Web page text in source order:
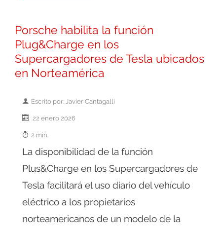
Porsche habilita la función
Plug&Charge en los
Supercargadores de Tesla ubicados
en Norteamérica
Escrito por: Javier Cantagalli
22 enero 2026
2 min.
La disponibilidad de la función
Plus&Charge en los Supercargadores de
Tesla facilitará el uso diario del vehículo
eléctrico a los propietarios
norteamericanos de un modelo de la